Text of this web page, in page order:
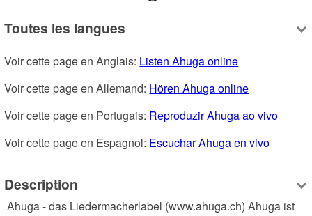
Toutes les langues
Voir cette page en Anglais: Listen Ahuga online
Voir cette page en Allemand: Hören Ahuga online
Voir cette page en Portugais: Reproduzir Ahuga ao vivo
Voir cette page en Espagnol: Escuchar Ahuga en vivo
Description
Ahuga - das Liedermacherlabel (www.ahuga.ch) Ahuga ist